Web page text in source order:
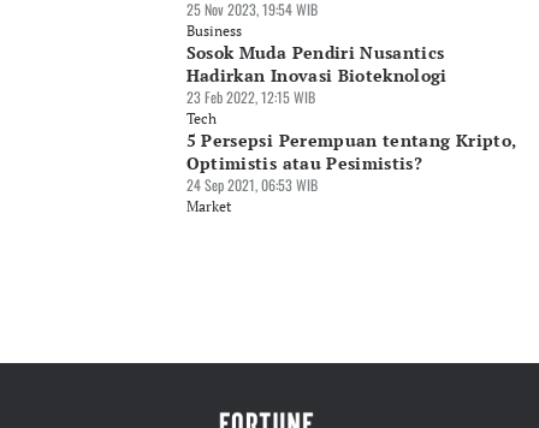
25 Nov 2023, 19:54 WIB
Business
Sosok Muda Pendiri Nusantics
Hadirkan Inovasi Bioteknologi
23 Feb 2022, 12:15 WIB
Tech
5 Persepsi Perempuan tentang Kripto,
Optimistis atau Pesimistis?
24 Sep 2021, 06:53 WIB
Market